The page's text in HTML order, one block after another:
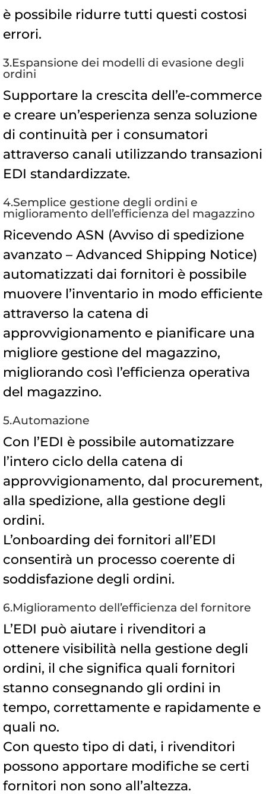
è possibile ridurre tutti questi costosi
errori.
3.Espansione dei modelli di evasione degli
ordini
Supportare la crescita dell’e-commerce
e creare un’esperienza senza soluzione
di continuità per i consumatori
attraverso canali utilizzando transazioni
EDI standardizzate.
4.Semplice gestione degli ordini e
miglioramento dell’efficienza del magazzino
Ricevendo ASN (Avviso di spedizione
avanzato – Advanced Shipping Notice)
automatizzati dai fornitori è possibile
muovere l’inventario in modo efficiente
attraverso la catena di
approvvigionamento e pianificare una
migliore gestione del magazzino,
migliorando così l’efficienza operativa
del magazzino.
5.Automazione
Con l’EDI è possibile automatizzare
l’intero ciclo della catena di
approvvigionamento, dal procurement,
alla spedizione, alla gestione degli
ordini.
L’onboarding dei fornitori all’EDI
consentirà un processo coerente di
soddisfazione degli ordini.
6.Miglioramento dell’efficienza del fornitore
L’EDI può aiutare i rivenditori a
ottenere visibilità nella gestione degli
ordini, il che significa quali fornitori
stanno consegnando gli ordini in
tempo, correttamente e rapidamente e
quali no.
Con questo tipo di dati, i rivenditori
possono apportare modifiche se certi
fornitori non sono all’altezza.